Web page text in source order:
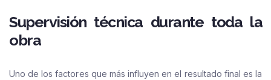
Supervisión técnica durante toda la
obra
Uno de los factores que más influyen en el resultado final es la